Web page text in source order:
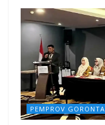
PEMPROV